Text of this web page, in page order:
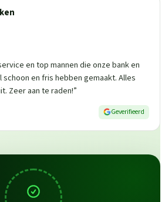
en top mannen die onze bank en
en fris hebben gemaakt. Alles
Zeer aan te raden!”
Geverifieerd